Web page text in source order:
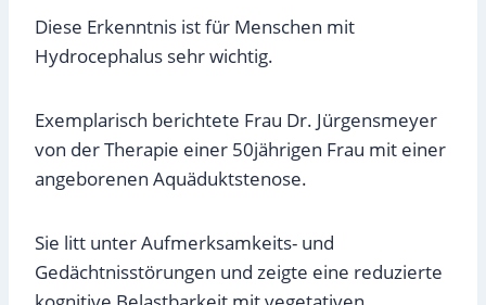
Diese Erkenntnis ist für Menschen mit
Hydrocephalus sehr wichtig.
Exemplarisch berichtete Frau Dr. Jürgensmeyer
von der Therapie einer 50jährigen Frau mit einer
angeborenen Aquäduktstenose.
Sie litt unter Aufmerksamkeits- und
Gedächtnisstörungen und zeigte eine reduzierte